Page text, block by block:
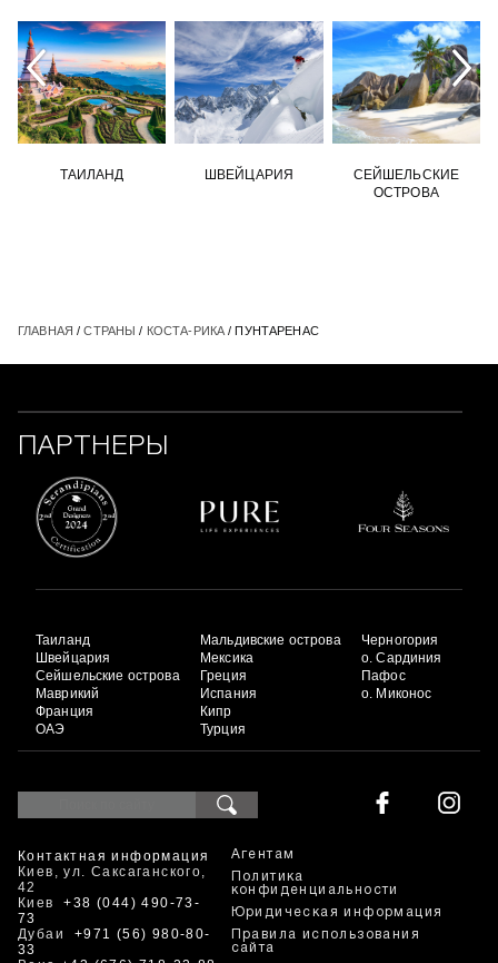
ТАИЛАНД ШВЕЙЦАРИЯ
СЕЙШЕЛЬСКИЕ
ОСТРОВА
ГЛАВНАЯ /СТРАНЫ / КОСТА-РИКА / ПУНТАРЕНАС
ПАРТНЕРЫ
Таиланд
Швейцария
Сейшельские острова
Маврикий
Франция
ОАЭ
Мальдивские острова
Мексика
Греция
Испания
Кипр
Турция
Черногория
о. Сардиния
Пафос
о. Миконос
Контактная информация
Киев, ул. Саксаганского,
42
Киев+38 (044) 490-73-
73
Дубаи +971 (56) 980-80-
33
Агентам
Политика
конфиденциальности
Юридическая информация
Правила использования
сайта